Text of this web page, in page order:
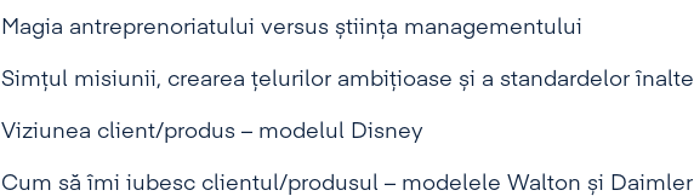
Magia antreprenoriatului versus știința managementului
Simțul misiunii, crearea țelurilor ambițioase și a standardelor înalte
Viziunea client/produs – modelul Disney
Cum să îmi iubesc clientul/produsul – modelele Walton și Daimler